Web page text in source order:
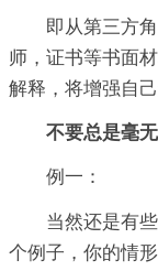
即从第三方
师，证书等书面
解释，将增强自
不要总是毫
例一：
当然还是有
个例子，你的情